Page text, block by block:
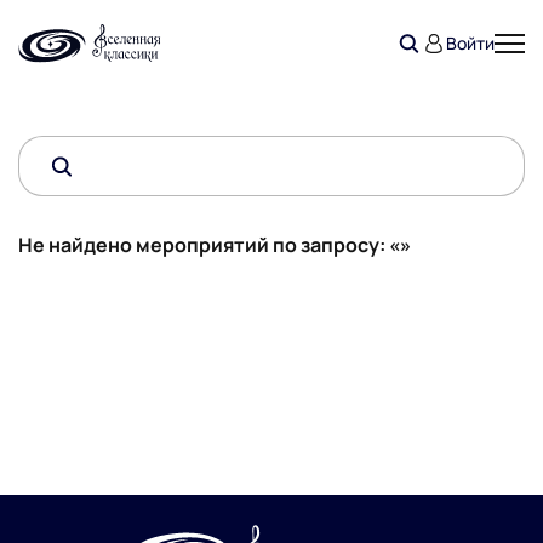
Войти
Не найдено мероприятий по запросу: «»